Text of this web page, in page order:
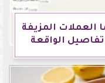
المزيفة
الواقعة